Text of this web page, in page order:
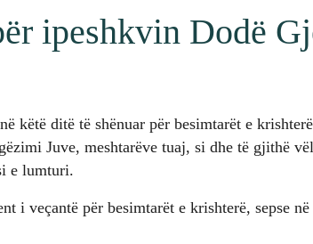
ipeshkvin Dodë
këtë ditë të shënuar për besimtarët e
Juve, meshtarëve tuaj, si dhe të gjithë
e lumturi.
i veçantë për besimtarët e krishterë, sepse